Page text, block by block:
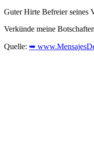
Guter Hirte Befreier seines
Verkünde meine
Quelle: ➥